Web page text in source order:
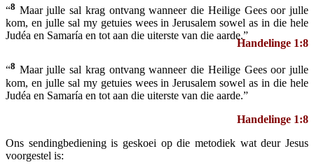
“8 Maar julle sal krag ontvang wanneer die Heilige Gees oor julle
kom, en julle sal my getuies wees in Jerusalem sowel as in die hele
Judéa en Samaría en tot aan die uiterste van die aarde.”
Handelinge 1:8
“8 Maar julle sal krag ontvang wanneer die Heilige Gees oor julle
kom, en julle sal my getuies wees in Jerusalem sowel as in die hele
Judéa en Samaría en tot aan die uiterste van die aarde.”
Handelinge 1:8
Ons sendingbediening is geskoei op die metodiek wat deur Jesus
voorgestel is: